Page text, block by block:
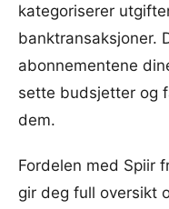
kategoriserer
banktransaksjoner.
abonnementene
sette budsjetter og
dem.
Fordelen med Spiir
gir deg full oversikt